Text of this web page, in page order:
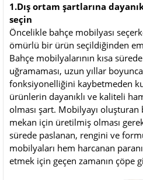
1.Dış ortam şartlarına
seçin
Öncelikle bahçe mobilyası
ömürlü bir ürün seçildiğinden
Bahçe mobilyalarının kısa
uğramaması, uzun yıllar
fonksiyonelliğini kaybetmeden
ürünlerin dayanıklı ve kaliteli
olması şart. Mobilyayı
mekan için üretilmiş olması
sürede paslanan, rengini ve
mobilyaları hem harcanan
etmek için geçen zamanın çöpe